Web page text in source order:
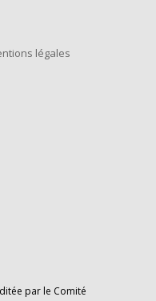
légales
par le Comité